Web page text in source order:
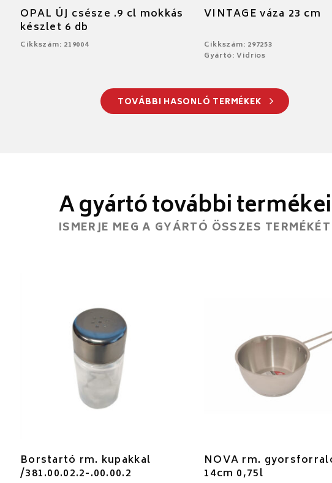
OPAL ÚJ csésze .9 cl mokkás
készlet 6 db
Cikkszám: 219004
VINTAGE váza 23 cm
Cikkszám: 297253
Gyártó: Vidrios
TOVÁBBI HASONLÓ TERMÉKEK
A gyártó további termékei
ISMERJE MEG A GYÁRTÓ ÖSSZES TERMÉKÉT
Borstartó rm. kupakkal
/381.00.02.2-.00.00.2
NOVA rm.
14cm 0,75l